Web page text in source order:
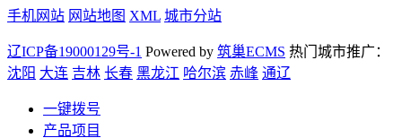
手机网站 网站地图 XML 城市分站
辽ICP备19000129号-1 Powered by 筑巢ECMS 热门城市推广：
沈阳 大连 吉林 长春 黑龙江 哈尔滨 赤峰 通辽
一键拨号
产品项目